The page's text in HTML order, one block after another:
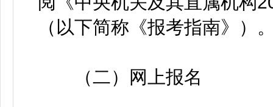
（以下简称《报考指南》）
（二）网上报名